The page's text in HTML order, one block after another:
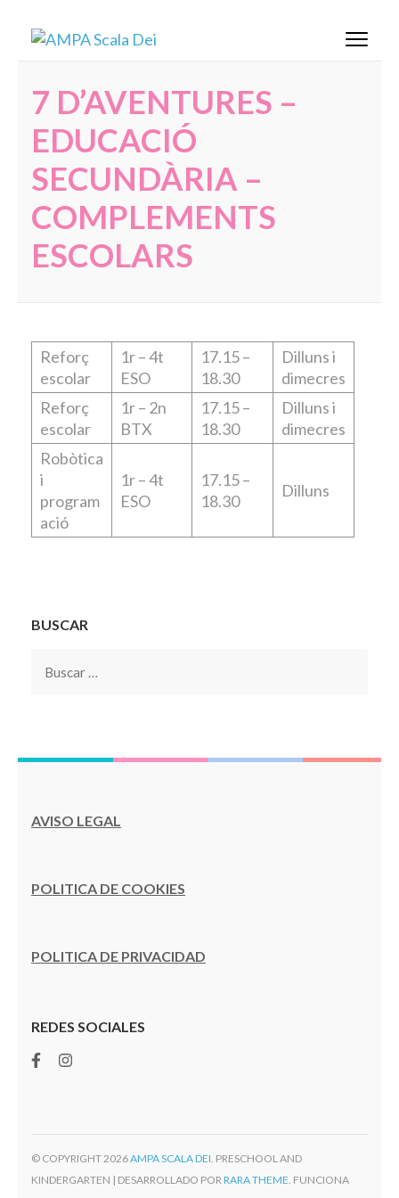
Saltar
(presiona
tecla
Intro)
AMPA Scala Dei
7 D’AVENTURES –
EDUCACIÓ
SECUNDÀRIA –
COMPLEMENTS
ESCOLARS
Reforç
escolar
1r – 4t
ESO
17.15 –
18.30
Dilluns i
dimecres
Reforç
escolar
1r – 2n
BTX
17.15 –
18.30
Dilluns i
dimecres
Robòtica
i
program
ació
1r – 4t
ESO
17.15 –
18.30
Dilluns
BUSCAR
Buscar:
AVISO LEGAL
POLITICA DE COOKIES
POLITICA DE PRIVACIDAD
REDES SOCIALES
© COPYRIGHT 2026AMPA SCALA DEI . PRESCHOOL AND
KINDERGARTEN | DESARROLLADO POR RARA THEME . FUNCIONA